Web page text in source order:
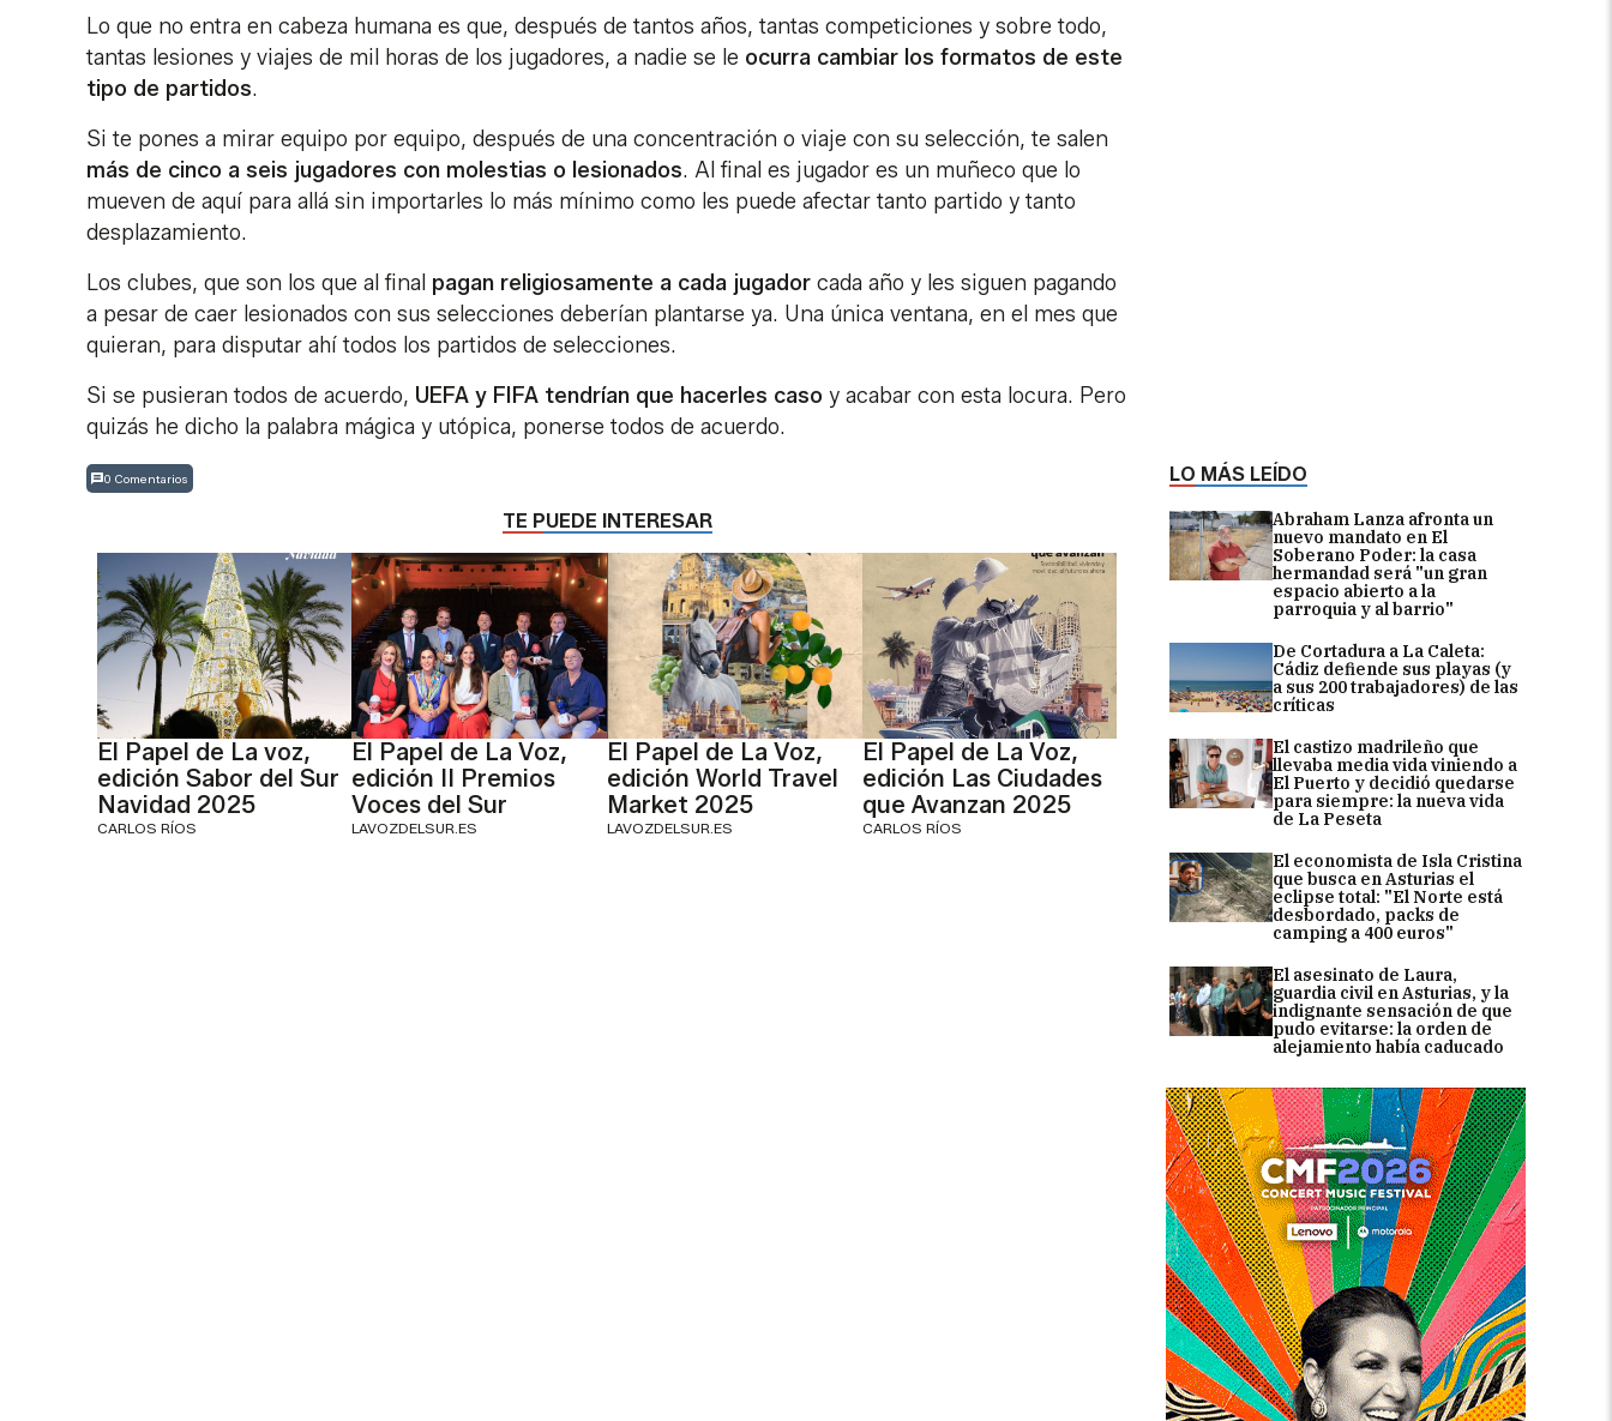
LO MÁS LEÍDO
Abraham Lanza afronta un
nuevo mandato en El
Soberano Poder: la casa
hermandad será "un gran
espacio abierto a la
parroquia y al barrio"
De Cortadura a La Caleta:
Cádiz defiende sus playas (y
a sus 200 trabajadores) de las
críticas
El castizo madrileño que
llevaba media vida viniendo a
El Puerto y decidió quedarse
para siempre: la nueva vida
de La Peseta
El economista de Isla Cristina
que busca en Asturias el
eclipse total: "El Norte está
desbordado, packs de
camping a 400 euros"
El asesinato de Laura,
guardia civil en Asturias, y la
indignante sensación de que
pudo evitarse: la orden de
alejamiento había caducado
Lo que no entra en cabeza humana es que, después de tantos años, tantas competiciones y sobre todo,
tantas lesiones y viajes de mil horas de los jugadores, a nadie se le ocurra cambiar los formatos de este
tipo de partidos.
Si te pones a mirar equipo por equipo, después de una concentración o viaje con su selección, te salen
más de cinco a seis jugadores con molestias o lesionados. Al final es jugador es un muñeco que lo
mueven de aquí para allá sin importarles lo más mínimo como les puede afectar tanto partido y tanto
desplazamiento.
Los clubes, que son los que al final pagan religiosamente a cada jugador cada año y les siguen pagando
a pesar de caer lesionados con sus selecciones deberían plantarse ya. Una única ventana, en el mes que
quieran, para disputar ahí todos los partidos de selecciones.
Si se pusieran todos de acuerdo, UEFA y FIFA tendrían que hacerles caso y acabar con esta locura. Pero
quizás he dicho la palabra mágica y utópica, ponerse todos de acuerdo.
0 Comentarios
TE PUEDE INTERESAR
El Papel de La voz,
edición Sabor del Sur
Navidad 2025
CARLOS RÍOS
El Papel de La Voz,
edición II Premios
Voces del Sur
LAVOZDELSUR.ES
El Papel de La Voz,
edición World Travel
Market 2025
LAVOZDELSUR.ES
El Papel de La Voz,
edición Las Ciudades
que Avanzan 2025
CARLOS RÍOS